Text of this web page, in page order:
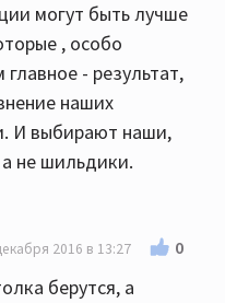
могут быть лучше
, особо
- результат,
наших
И выбирают наши,
не шильдики.
2016 в 13:27 0
берутся, а